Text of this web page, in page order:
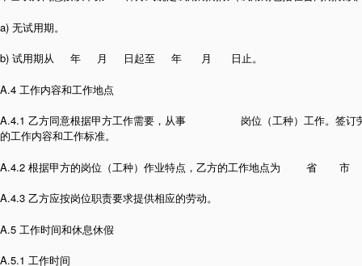
a) 无试用期。
b) 试用期从 年 月 日起至 年 月 日止。
A.4 工作内容和工作地点
A.4.1 乙方同意根据甲方工作需要，从事 岗位（工种）工作。签订劳
的工作内容和工作标准。
A.4.2 根据甲方的岗位（工种）作业特点，乙方的工作地点为 省
A.4.3 乙方应按岗位职责要求提供相应的劳动。
A.5 工作时间和休息休假
A.5.1 工作时间